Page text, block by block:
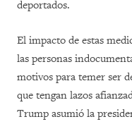
deportados.
El impacto de estas
las personas
motivos para temer ser
que tengan lazos
Trump asumió la